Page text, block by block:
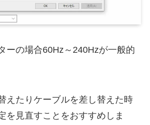
ーの場合60Hz～240Hzが一般的
えたりケーブルを差し替えた時
を見直すことをおすすめしま